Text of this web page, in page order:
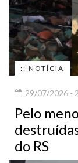
:: NOTÍCIA
29/07/2026 -
Pelo
do RS